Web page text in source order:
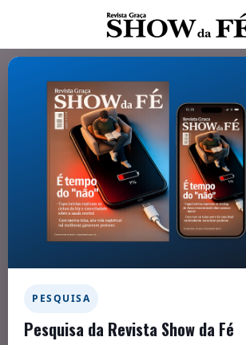
PESQUISA
Pesquisa da Revista Show da Fé
Carta do Pastor à ovelha – 254
01/09/2020